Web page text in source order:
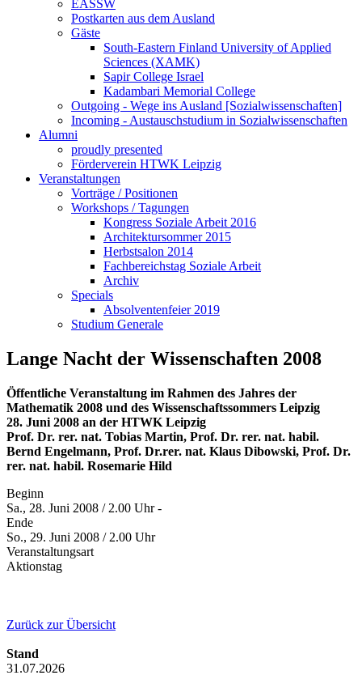
EASSW
Postkarten aus dem Ausland
Gäste
South-Eastern Finland University of Applied
Sciences (XAMK)
Sapir College Israel
Kadambari Memorial College
Outgoing - Wege ins Ausland [Sozialwissenschaften]
Incoming - Austauschstudium in Sozialwissenschaften
Alumni
proudly presented
Förderverein HTWK Leipzig
Veranstaltungen
Vorträge / Positionen
Workshops / Tagungen
Kongress Soziale Arbeit 2016
Architektursommer 2015
Herbstsalon 2014
Fachbereichstag Soziale Arbeit
Archiv
Specials
Absolventenfeier 2019
Studium Generale
Lange Nacht der Wissenschaften 2008
Öffentliche Veranstaltung im Rahmen des Jahres der
Mathematik 2008 und des Wissenschaftssommers Leipzig
28. Juni 2008 an der HTWK Leipzig
Prof. Dr. rer. nat. Tobias Martin, Prof. Dr. rer. nat. habil.
Bernd Engelmann, Prof. Dr.rer. nat. Klaus Dibowski, Prof. Dr.
rer. nat. habil. Rosemarie Hild
Beginn
Sa., 28. Juni 2008 / 2.00 Uhr -
Ende
So., 29. Juni 2008 / 2.00 Uhr
Veranstaltungsart
Aktionstag
Zurück zur Übersicht
Stand
31.07.2026